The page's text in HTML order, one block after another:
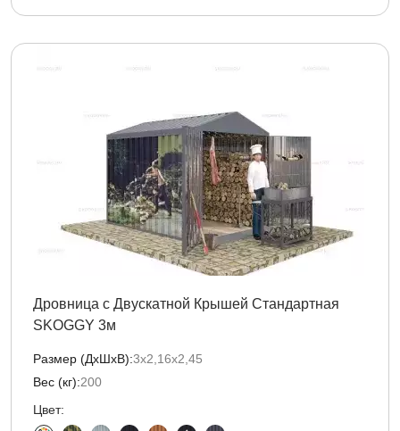
Дровница с Двускатной Крышей Стандартная
SKOGGY 3м
Размер (ДxШxВ):3х2,16х2,45
Вес (кг):200
Цвет: